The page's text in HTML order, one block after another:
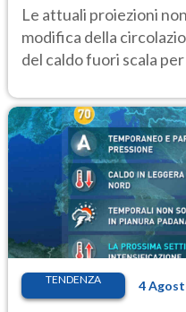
Le attuali proiezioni
modifica della
del caldo fuori scala
TENDENZA 4